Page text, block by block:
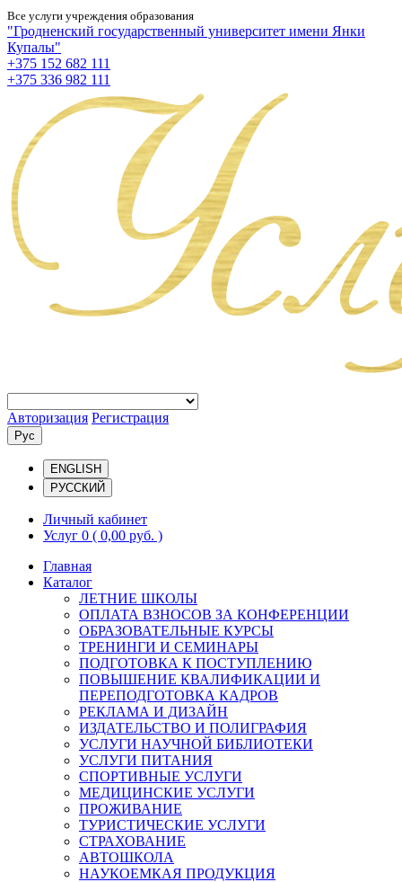
Все услуги учреждения образования
"Гродненский государственный университет имени Янки
Купалы"
+375 152 682 111
+375 336 982 111
Авторизация Регистрация
Рус
ENGLISH
РУССКИЙ
Личный кабинет
Услуг 0 ( 0,00 руб. )
Главная
Каталог
ЛЕТНИЕ ШКОЛЫ
ОПЛАТА ВЗНОСОВ ЗА КОНФЕРЕНЦИИ
ОБРАЗОВАТЕЛЬНЫЕ КУРСЫ
ТРЕНИНГИ И СЕМИНАРЫ
ПОДГОТОВКА К ПОСТУПЛЕНИЮ
ПОВЫШЕНИЕ КВАЛИФИКАЦИИ И
ПЕРЕПОДГОТОВКА КАДРОВ
РЕКЛАМА И ДИЗАЙН
ИЗДАТЕЛЬСТВО И ПОЛИГРАФИЯ
УСЛУГИ НАУЧНОЙ БИБЛИОТЕКИ
УСЛУГИ ПИТАНИЯ
СПОРТИВНЫЕ УСЛУГИ
МЕДИЦИНСКИЕ УСЛУГИ
ПРОЖИВАНИЕ
ТУРИСТИЧЕСКИЕ УСЛУГИ
СТРАХОВАНИЕ
АВТОШКОЛА
НАУКОЕМКАЯ ПРОДУКЦИЯ